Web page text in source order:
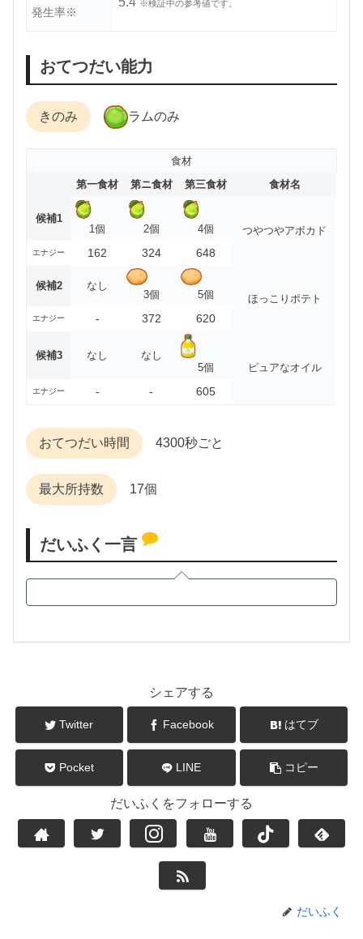
発生率※
※検証中の参考値です。
おてつだい能力
きのみ ラムのみ
食材
第一食材
第ニ食材 第三食材 食材名
候補1
1個
2個 4個 つやつやアボカド
エナジー 162 324 648
候補2 なし
3個 5個 ほっこりポテト
エナジー - 372 620
候補3 なし
なし
5個
ピュアなオイル
エナジー - - 605
おてつだい時間 4300秒ごと
最大所持数 17個
だいふく一言
シェアする
Twitter Facebook はてブ
Pocket LINE コピー
だいふくをフォローする
だいふく